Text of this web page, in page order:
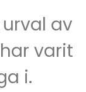
av
varit
i.